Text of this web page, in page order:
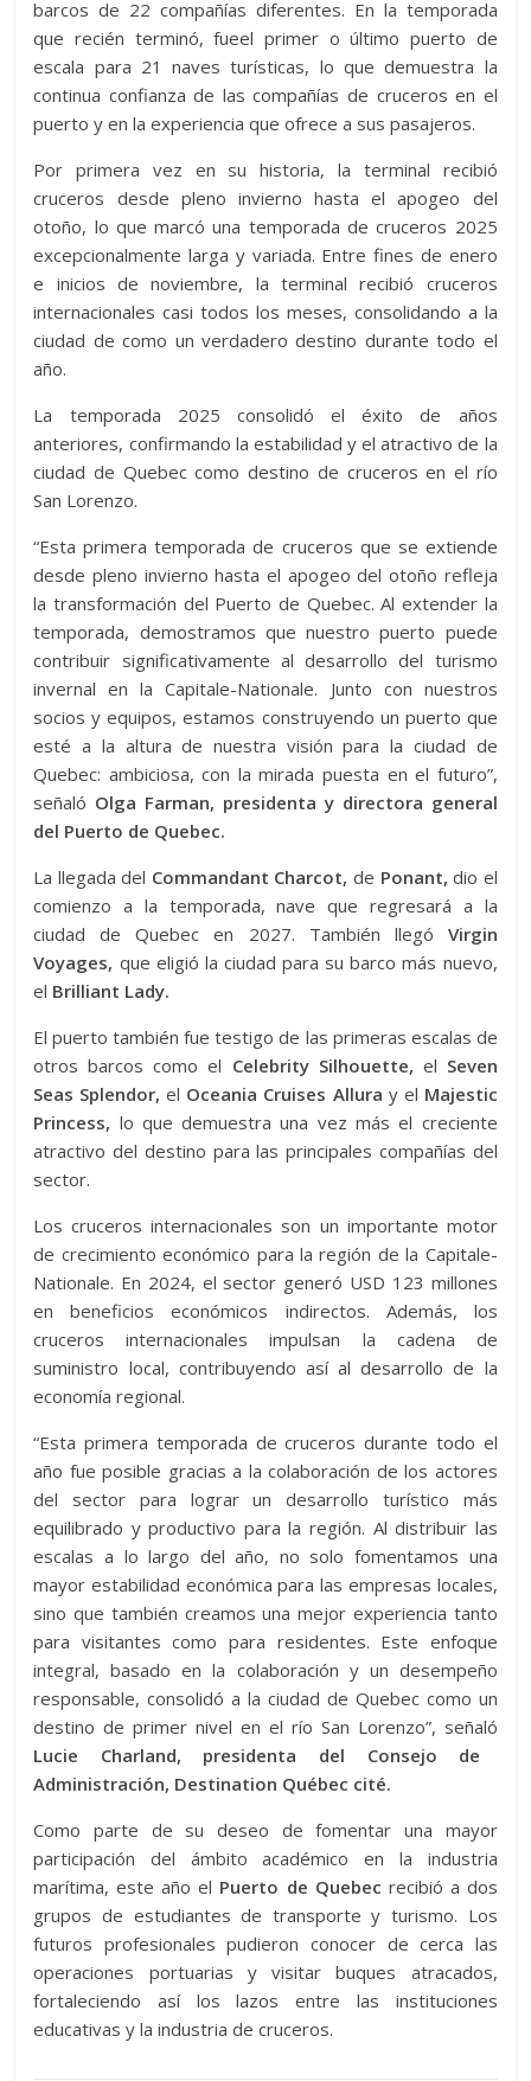
barcos de 22 compañías diferentes. En la temporada
que recién terminó, fueel primer o último puerto de
escala para 21 naves turísticas, lo que demuestra la
continua confianza de las compañías de cruceros en el
puerto y en la experiencia que ofrece a sus pasajeros.
Por primera vez en su historia, la terminal recibió
cruceros desde pleno invierno hasta el apogeo del
otoño, lo que marcó una temporada de cruceros 2025
excepcionalmente larga y variada. Entre fines de enero
e inicios de noviembre, la terminal recibió cruceros
internacionales casi todos los meses, consolidando a la
ciudad de como un verdadero destino durante todo el
año.
La temporada 2025 consolidó el éxito de años
anteriores, confirmando la estabilidad y el atractivo de la
ciudad de Quebec como destino de cruceros en el río
San Lorenzo.
“Esta primera temporada de cruceros que se extiende
desde pleno invierno hasta el apogeo del otoño refleja
la transformación del Puerto de Quebec. Al extender la
temporada, demostramos que nuestro puerto puede
contribuir significativamente al desarrollo del turismo
invernal en la Capitale-Nationale. Junto con nuestros
socios y equipos, estamos construyendo un puerto que
esté a la altura de nuestra visión para la ciudad de
Quebec: ambiciosa, con la mirada puesta en el futuro”,
señaló Olga Farman, presidenta y directora general
del Puerto de Quebec.
La llegada del Commandant Charcot, de Ponant, dio el
comienzo a la temporada, nave que regresará a la
ciudad de Quebec en 2027. También llegó Virgin
Voyages, que eligió la ciudad para su barco más nuevo,
el Brilliant Lady.
El puerto también fue testigo de las primeras escalas de
otros barcos como el Celebrity Silhouette, el Seven
Seas Splendor, el Oceania Cruises Allura y el Majestic
Princess, lo que demuestra una vez más el creciente
atractivo del destino para las principales compañías del
sector.
Los cruceros internacionales son un importante motor
de crecimiento económico para la región de la Capitale-
Nationale. En 2024, el sector generó USD 123 millones
en beneficios económicos indirectos. Además, los
cruceros internacionales impulsan la cadena de
suministro local, contribuyendo así al desarrollo de la
economía regional.
“Esta primera temporada de cruceros durante todo el
año fue posible gracias a la colaboración de los actores
del sector para lograr un desarrollo turístico más
equilibrado y productivo para la región. Al distribuir las
escalas a lo largo del año, no solo fomentamos una
mayor estabilidad económica para las empresas locales,
sino que también creamos una mejor experiencia tanto
para visitantes como para residentes. Este enfoque
integral, basado en la colaboración y un desempeño
responsable, consolidó a la ciudad de Quebec como un
destino de primer nivel en el río San Lorenzo”, señaló
Lucie Charland, presidenta del Consejo de
Administración, Destination Québec cité.
Como parte de su deseo de fomentar una mayor
participación del ámbito académico en la industria
marítima, este año el Puerto de Quebec recibió a dos
grupos de estudiantes de transporte y turismo. Los
futuros profesionales pudieron conocer de cerca las
operaciones portuarias y visitar buques atracados,
fortaleciendo así los lazos entre las instituciones
educativas y la industria de cruceros.